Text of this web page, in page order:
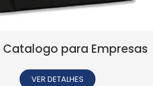
Chaveiro Emborrachado
VER DETALHES